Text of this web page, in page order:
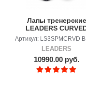
Лапы тренерские
LEADERS
Bumblebee
Артикул: LS3SPMCRVD
LEADERS
10990.00 руб.